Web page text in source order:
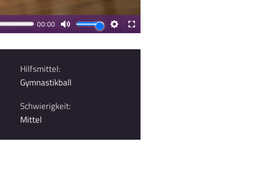
Hilfsmittel:
Gymnastikball
Schwierigkeit:
Mittel